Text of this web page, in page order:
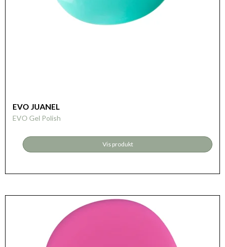
EVO JUANEL
EVO Gel Polish
Vis produkt